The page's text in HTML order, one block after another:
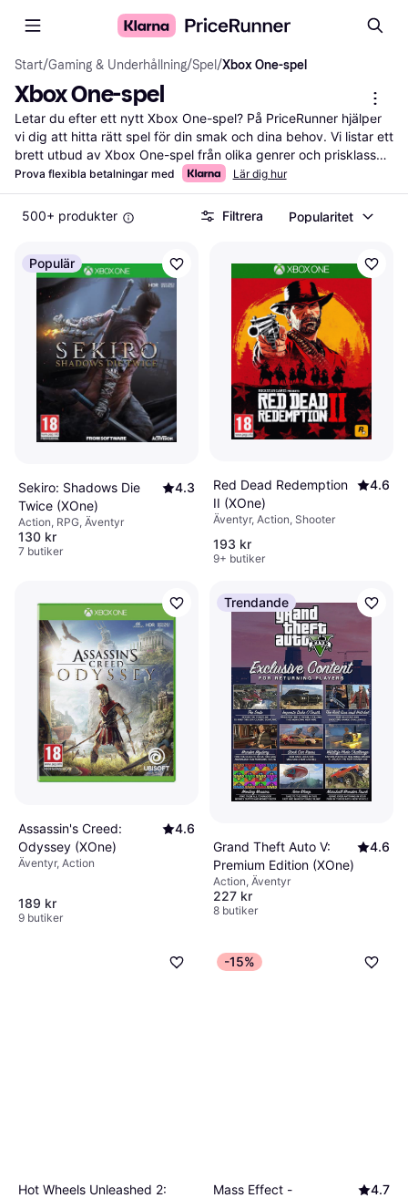
Start/Gaming & Underhållning/Spel /Xbox One-spel
Xbox One-spel
Letar du efter ett nytt Xbox One-spel? På PriceRunner hjälper
vi dig att hitta rätt spel för din smak och dina behov. Vi listar ett
brett utbud av Xbox One-spel från olika genrer och prisklasser.
Med våra praktiska filter kan du enkelt sortera efter genre, pris
eller användarrecensioner — det gör det lättare för dig att hitta
spelet som passar just dig. Du kan också läsa recensioner från
andra spelare för att få en bättre förståelse för spelets kvalitet
ser vi till att du får det bästa erbjudandet. Vi guidar dig till rätt
val genom att ge dig all information du behöver på ett och
samma ställe. Börja här för att hitta ditt nästa favoritspel och få
ut det mesta av din Xbox One!
Mer om xbox one-spel »
Prova flexibla betalningar med Lär dig hur
500+ produkter Filtrera Popularitet
Populär
Sekiro: Shadows Die
Twice (XOne)
4.3
Action, RPG, Äventyr
130 kr
7 butiker
Red Dead Redemption
II (XOne)
4.6
Äventyr, Action, Shooter
193 kr
9+ butiker
Assassin's Creed:
Odyssey (XOne)
4.6
Äventyr, Action
189 kr
9 butiker
Trendande
Grand Theft Auto V:
Premium Edition (XOne)
4.6
Action, Äventyr
227 kr
8 butiker
Hot Wheels Unleashed 2:
-15%
Mass Effect -
4.7